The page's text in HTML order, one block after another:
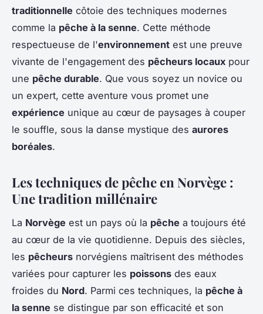
traditionnelle côtoie des techniques modernes
comme la pêche à la senne. Cette méthode
respectueuse de l'environnement est une preuve
vivante de l'engagement des pêcheurs locaux pour
une pêche durable. Que vous soyez un novice ou
un expert, cette aventure vous promet une
expérience unique au cœur de paysages à couper
le souffle, sous la danse mystique des aurores
boréales.
Les techniques de pêche en Norvège :
Une tradition millénaire
La Norvège est un pays où la pêche a toujours été
au cœur de la vie quotidienne. Depuis des siècles,
les pêcheurs norvégiens maîtrisent des méthodes
variées pour capturer les poissons des eaux
froides du Nord. Parmi ces techniques, la pêche à
la senne se distingue par son efficacité et son